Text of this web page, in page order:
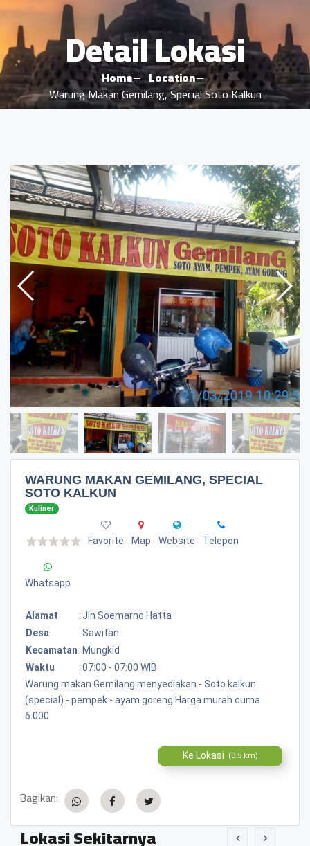
Detail Lokasi
Home
Location
Warung Makan Gemilang, Special Soto Kalkun
WARUNG MAKAN GEMILANG, SPECIAL
SOTO KALKUN
Kuliner
Favorite Map Website Telepon
Whatsapp
Alamat : Jln Soemarno Hatta
Desa
: Sawitan
Kecamatan : Mungkid
Waktu
:07:00 - 07:00 WIB
Warung makan Gemilang menyediakan - Soto kalkun
(special) - pempek - ayam goreng Harga murah cuma
6.000
Ke Lokasi (0.5 km)
Bagikan:
Lokasi Sekitarnya